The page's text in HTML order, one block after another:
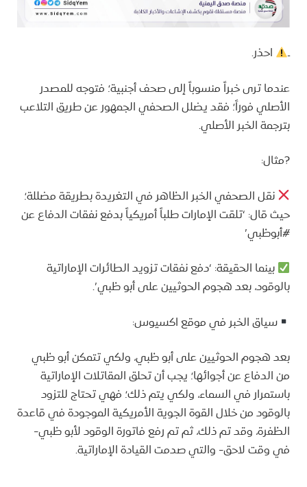
ـ
احذر.
عندما ترى خبراً منسوباً إلى صحف أجنبية؛ فتوجه للمصدر
الأصلي فوراً؛ فقد يضلل الصحفي الجمهور عن طريق التلاعب
بترجمة الخبر الأصلي.
?مثال:
نقل الصحفي الخبر الظاهر في التغريدة بطريقة مضللة؛
حيث قال: ‘تلقت الإمارات طلباً أمريكياً بدفع نفقات الدفاع عن
#أبوظبي’
بينما الحقيقة: ‘دفع نفقات تزويد الطائرات الإماراتية
بالوقود، بعد هجوم الحوثيين على أبو ظبي’.
سياق الخبر في موقع اكسيوس:
بعد هجوم الحوثيين على أبو ظبي، ولكي تتمكن أبو ظبي
من الدفاع عن أجوائها؛ يجب أن تحلق المقاتلات الإماراتية
باستمرار في السماء، ولكي يتم ذلك؛ فهي تحتاج للتزود
بالوقود من خلال القوة الجوية الأمريكية الموجودة في قاعدة
الظفرة، وقد تم ذلك، ثم تم رفع فاتورة الوقود لأبو ظبي-
في وقت لاحق- والتي صدمت القيادة الإماراتية.